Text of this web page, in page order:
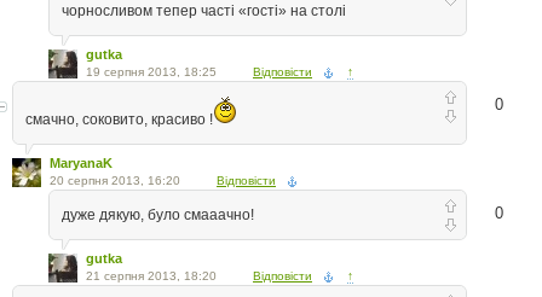
чорносливом тепер часті «гості» на столі
gutka
19 серпня 2013, 18:25 Відповісти ↑
0
смачно, соковито, красиво !
MaryanaK
20 серпня 2013, 16:20 Відповісти
0
дуже дякую, було смааачно!
gutka
21 серпня 2013, 18:20 Відповісти ↑